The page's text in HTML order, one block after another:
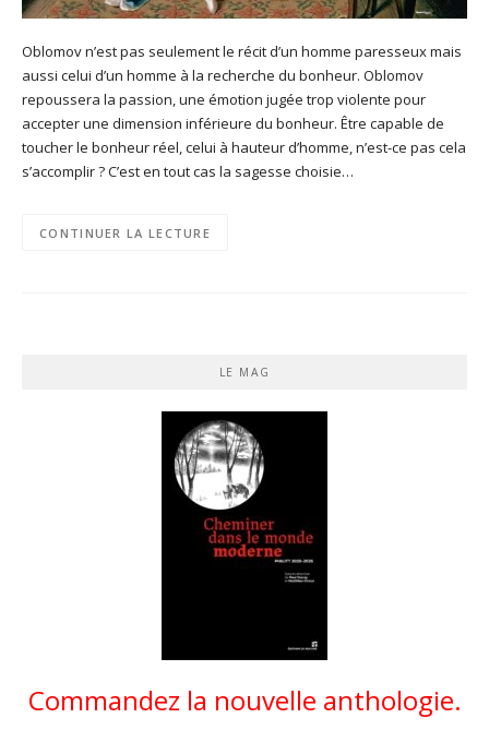
Oblomov n’est pas seulement le récit d’un homme paresseux mais
aussi celui d’un homme à la recherche du bonheur. Oblomov
repoussera la passion, une émotion jugée trop violente pour
accepter une dimension inférieure du bonheur. Être capable de
toucher le bonheur réel, celui à hauteur d’homme, n’est-ce pas cela
s’accomplir ? C’est en tout cas la sagesse choisie…
CONTINUER LA LECTURE
LE MAG
Commandez la nouvelle anthologie.